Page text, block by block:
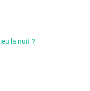
la nuit ?